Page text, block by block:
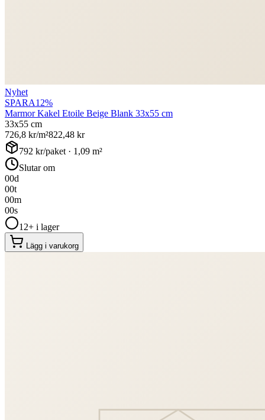
Nyhet
SPARA12%
Marmor Kakel Etoile Beige Blank 33x55 cm
33x55 cm
726,8 kr/m²822,48 kr
792 kr/paket · 1,09 m²
Slutar om
00d
00t
00m
00s
12+ i lager
Lägg i varukorg